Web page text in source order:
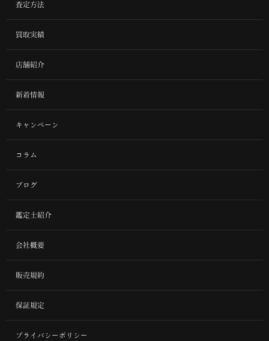
査定方法
買取実績
店舗紹介
新着情報
キャンペーン
コラム
ブログ
鑑定士紹介
会社概要
販売規約
保証規定
プライバシーポリシー